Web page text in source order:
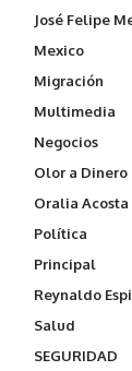
José Felipe
Mexico
Migración
Multimedia
Negocios
Olor a Dinero
Oralia Acosta
Política
Principal
Reynaldo
Salud
SEGURIDAD